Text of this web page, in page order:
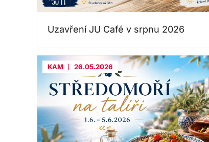
Uzavření JU Café v srpnu 2026
KAM 26.05.2026